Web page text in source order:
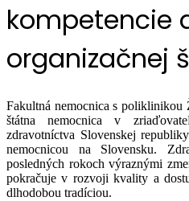
kompetencie
organizačnej
Fakultná nemocnica s
štátna nemocnica v
zdravotníctva Slovenskej
nemocnicou na Slovensku.
posledných rokoch výraznými
pokračuje v rozvoji kvality a
dlhodobou tradíciou.